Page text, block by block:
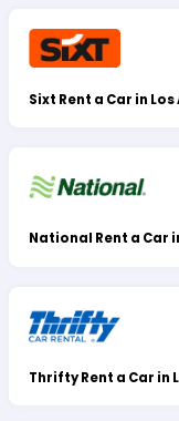
Sixt Rent a Car in
National Rent a Car
Thrifty Rent a Car in